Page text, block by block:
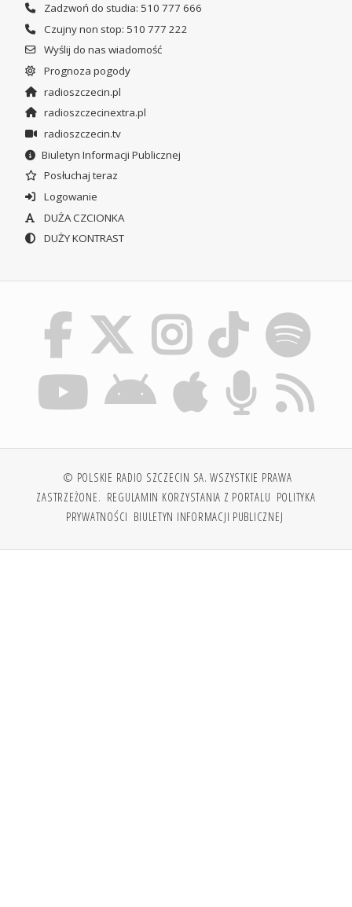
Zadzwoń do studia: 510 777 666
Czujny non stop: 510 777 222
Wyślij do nas wiadomość
Prognoza pogody
radioszczecin.pl
radioszczecinextra.pl
radioszczecin.tv
Biuletyn Informacji Publicznej
Posłuchaj teraz
Logowanie
DUŻA CZCIONKA
DUŻY KONTRAST
© POLSKIE RADIO SZCZECIN SA. WSZYSTKIE PRAWA
ZASTRZEŻONE. REGULAMIN KORZYSTANIA Z PORTALU POLITYKA
PRYWATNOŚCI BIULETYN INFORMACJI PUBLICZNEJ